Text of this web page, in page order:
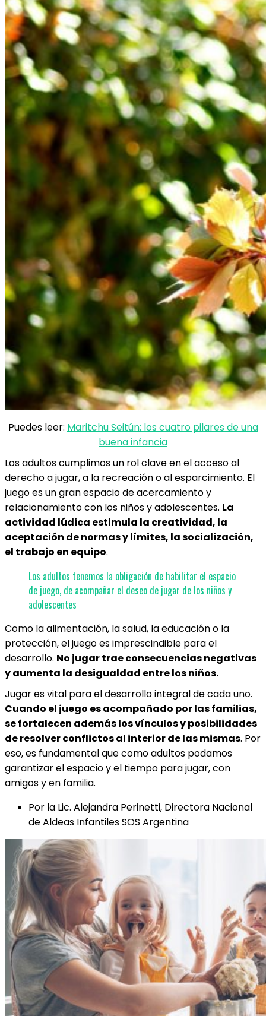
Puedes leer: Maritchu Seitún: los cuatro pilares de una
buena infancia
Los adultos cumplimos un rol clave en el acceso al
derecho a jugar, a la recreación o al esparcimiento. El
juego es un gran espacio de acercamiento y
relacionamiento con los niños y adolescentes. La
actividad lúdica estimula la creatividad, la
aceptación de normas y límites, la socialización,
el trabajo en equipo.
Los adultos tenemos la obligación de habilitar el espacio
de juego, de acompañar el deseo de jugar de los niños y
adolescentes
Como la alimentación, la salud, la educación o la
protección, el juego es imprescindible para el
desarrollo. No jugar trae consecuencias negativas
y aumenta la desigualdad entre los niños.
Jugar es vital para el desarrollo integral de cada uno.
Cuando el juego es acompañado por las familias,
se fortalecen además los vínculos y posibilidades
de resolver conflictos al interior de las mismas. Por
eso, es fundamental que como adultos podamos
garantizar el espacio y el tiempo para jugar, con
amigos y en familia.
Por la Lic. Alejandra Perinetti, Directora Nacional
de Aldeas Infantiles SOS Argentina